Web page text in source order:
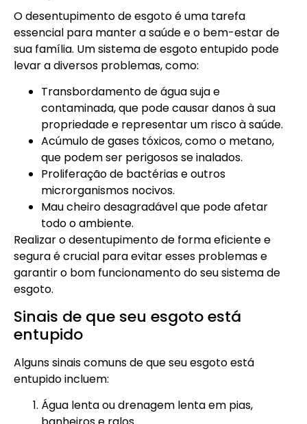
O desentupimento de esgoto é uma tarefa
essencial para manter a saúde e o bem-estar de
sua família. Um sistema de esgoto entupido pode
levar a diversos problemas, como:
Transbordamento de água suja e
contaminada, que pode causar danos à sua
propriedade e representar um risco à saúde.
Acúmulo de gases tóxicos, como o metano,
que podem ser perigosos se inalados.
Proliferação de bactérias e outros
microrganismos nocivos.
Mau cheiro desagradável que pode afetar
todo o ambiente.
Realizar o desentupimento de forma eficiente e
segura é crucial para evitar esses problemas e
garantir o bom funcionamento do seu sistema de
esgoto.
Sinais de que seu esgoto está
entupido
Alguns sinais comuns de que seu esgoto está
entupido incluem:
Água lenta ou drenagem lenta em pias,